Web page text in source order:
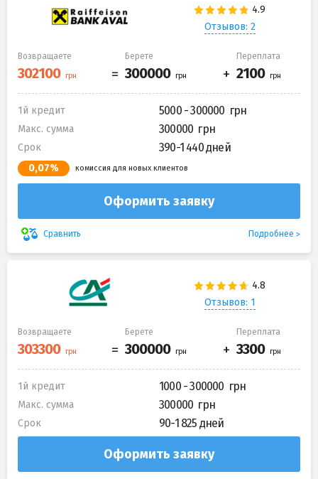
Отзывов: 2
Возвращаете Берете Переплата
1й кредит 5000 - 300000
Макс. сумма 300000
Срок 390-1 440 дней
0,07% комиссия для новых клиентов
Оформить заявку
Сравнить Подробнее
Отзывов: 1
Возвращаете Берете Переплата
1й кредит 1000 - 300000
Макс. сумма 300000
Срок 90-1 825 дней
Оформить заявку